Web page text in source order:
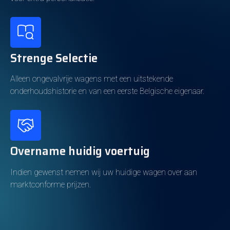
Kleur en Bekleding
Koetswerkkleur
Metallic
Ja
BIV Vlaanderen
Jaarlijkse verkeersbelasting 186€
Strenge Selectie
Alleen ongevalvrije wagens met een uitstekende
onderhoudshistorie en van een eerste Belgische eigenaar.
Overname huidig voertuig
Indien gewenst nemen wij uw huidige wagen over aan
marktconforme prijzen.